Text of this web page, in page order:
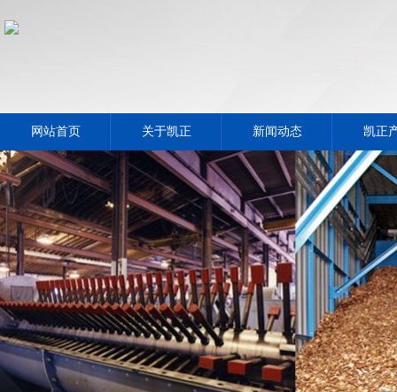
网站首页 关于凯正 新闻动态 凯正